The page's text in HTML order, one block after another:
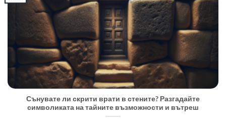
Сънувате ли скрити врати в стените? Разгадайте
символиката на тайните възможности и вътреш